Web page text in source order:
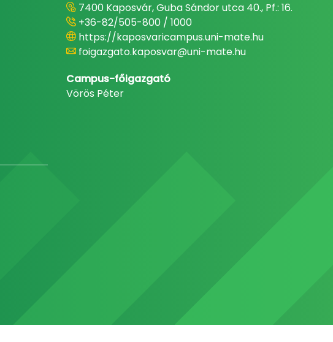
7400 Kaposvár, Guba Sándor utca 40., Pf.: 16.
+36-82/505-800 / 1000
https://kaposvaricampus.uni-mate.hu
foigazgato.kaposvar@uni-mate.hu
Campus-főigazgató
Vörös Péter